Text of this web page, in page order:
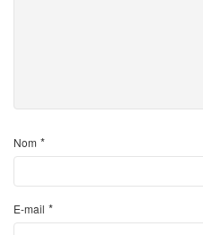
Nom *
E-mail *